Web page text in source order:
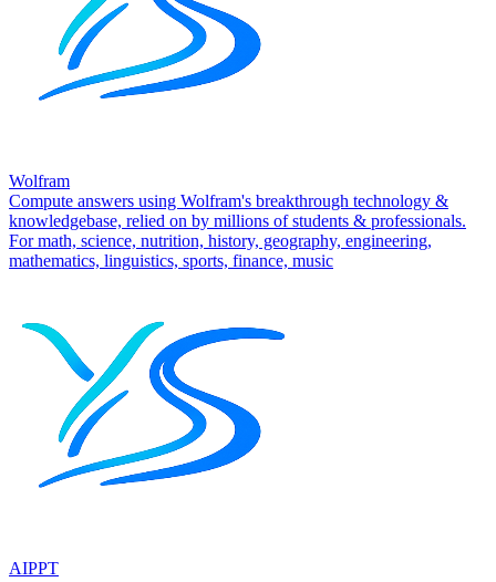
Wolfram
Compute answers using Wolfram's breakthrough technology &
knowledgebase, relied on by millions of students & professionals.
For math, science, nutrition, history, geography, engineering,
mathematics, linguistics, sports, finance, music
AIPPT